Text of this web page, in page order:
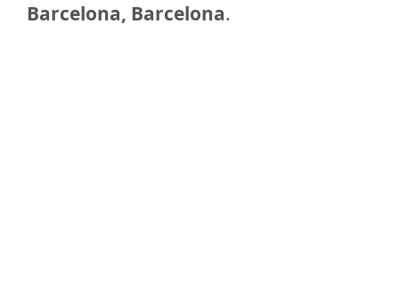
Barcelona, Barcelona.